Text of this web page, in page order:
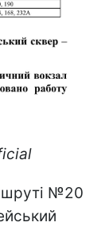
№20